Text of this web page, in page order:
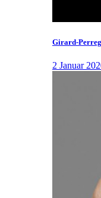
Girard-
2 Januar